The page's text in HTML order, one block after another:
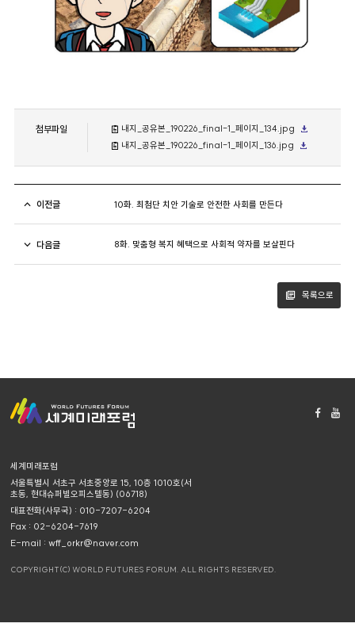
첨부파일
내지_공유본_190226_final-1_페이지_134.jpg
내지_공유본_190226_final-1_페이지_136.jpg
이전글 10화. 최첨단 치안 기술로 안전한 사회를 만든다
다음글 8화. 맞춤형 복지 혜택으로 사회적 약자를 보살핀다
목록으로
세계미래포럼
서울특별시 서초구 서초중앙로 15, 10층 1010호(서
초동, 현대슈퍼빌오피스텔동) (06718)
대표전화(사무국) : 010-7207-6204
Fax : 02-6204-7619
E-mail : wff_orkr@naver.com
COPYRIGHT(C) WORLD FUTURES FORUM. ALL RIGHTS RESERVED.